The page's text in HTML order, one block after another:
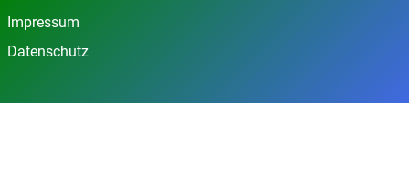
Impressum
Datenschutz